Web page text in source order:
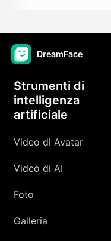
DreamFace
Strumenti di
intelligenza
artificiale
Video di Avatar
Video di AI
Foto
Galleria